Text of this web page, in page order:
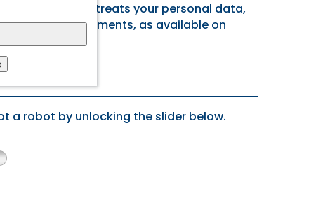
Trouw Nutrition treats your personal data,
Privacy Statements, as available on
a robot by unlocking the slider below.